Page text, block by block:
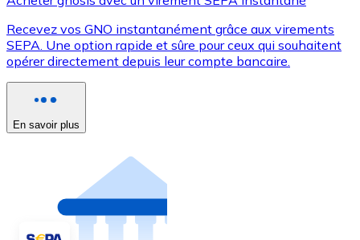
Recevez vos GNO instantanément grâce aux virements
SEPA. Une option rapide et sûre pour ceux qui souhaitent
opérer directement depuis leur compte bancaire.
En savoir plus